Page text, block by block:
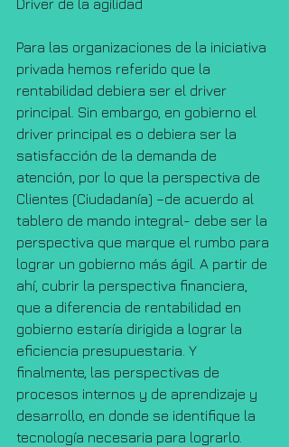
Driver de la agilidad
Para las organizaciones de la iniciativa
privada hemos referido que la
rentabilidad debiera ser el driver
principal. Sin embargo, en gobierno el
driver principal es o debiera ser la
satisfacción de la demanda de
atención, por lo que la perspectiva de
Clientes (Ciudadanía) –de acuerdo al
tablero de mando integral- debe ser la
perspectiva que marque el rumbo para
lograr un gobierno más ágil. A partir de
ahí, cubrir la perspectiva financiera,
que a diferencia de rentabilidad en
gobierno estaría dirigida a lograr la
eficiencia presupuestaria. Y
finalmente, las perspectivas de
procesos internos y de aprendizaje y
desarrollo, en donde se identifique la
tecnología necesaria para lograrlo.